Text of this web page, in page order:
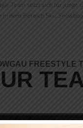
Team setzt sich für junge
in dem Bereich Ski-,
FREESTYLE